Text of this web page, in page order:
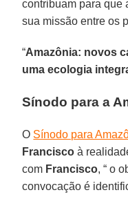
contribuam para que
sua missão entre os
“Amazônia: novos
uma ecologia
Sínodo para a
O Sínodo para
Francisco à
com Francisco, “ o
convocação é